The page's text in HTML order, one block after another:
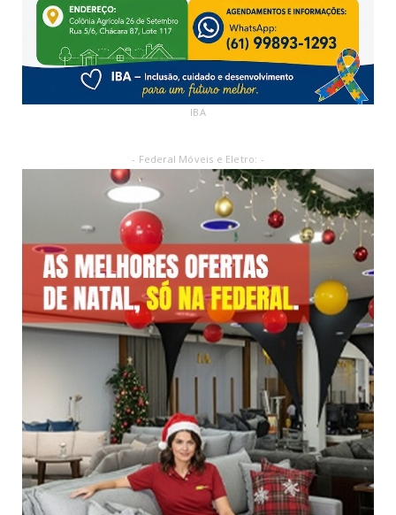
IBA
- Federal Móveis e Eletro: -